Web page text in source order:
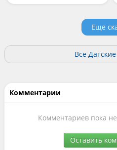
Еще
Все Датские
Комментарии
Комментариев пока
Оставить